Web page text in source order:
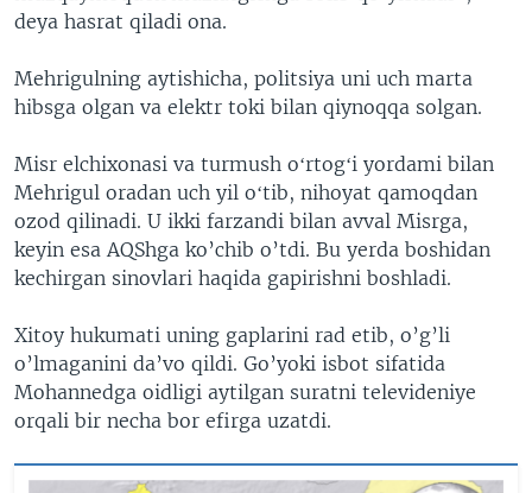
deya hasrat qiladi ona.
Mehrigulning aytishicha, politsiya uni uch marta
hibsga olgan va elektr toki bilan qiynoqqa solgan.
Misr elchixonasi va turmush oʻrtogʻi yordami bilan
Mehrigul oradan uch yil oʻtib, nihoyat qamoqdan
ozod qilinadi. U ikki farzandi bilan avval Misrga,
keyin esa AQShga ko’chib o’tdi. Bu yerda boshidan
kechirgan sinovlari haqida gapirishni boshladi.
Xitoy hukumati uning gaplarini rad etib, o’g’li
o’lmaganini da’vo qildi. Go’yoki isbot sifatida
Mohannedga oidligi aytilgan suratni televideniye
orqali bir necha bor efirga uzatdi.